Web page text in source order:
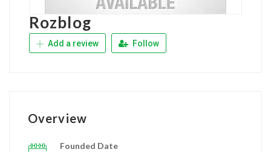
Rozblog
Add a review Follow
Overview
Founded Date